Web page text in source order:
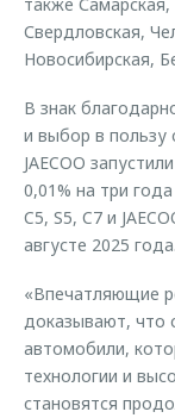
Свердловская,
Новосибирская,
В знак
и выбор в пользу
JAECOO
0,01% на три
C5, S5, C7 и
августе 2025 года.
«Впечатляющие
доказывают, что
автомобили,
технологии и
становятся